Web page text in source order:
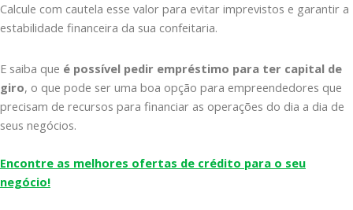
Calcule com cautela esse valor para evitar imprevistos e garantir a
estabilidade financeira da sua confeitaria.
E saiba que é possível pedir empréstimo para ter capital de
giro, o que pode ser uma boa opção para empreendedores que
precisam de recursos para financiar as operações do dia a dia de
seus negócios.
Encontre as melhores ofertas de crédito para o seu
negócio!